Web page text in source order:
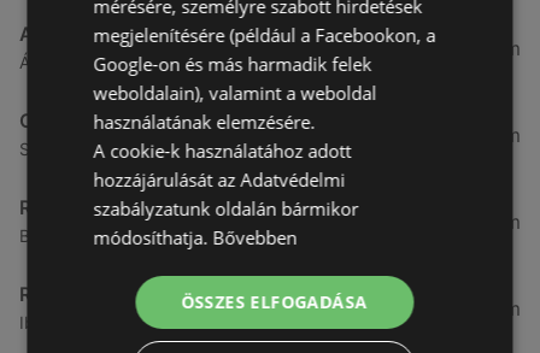
ALDI
Ágfalvi út 4/a, 9400 Sopron
3,26 km
CBA
Somfalvi u. 14., 9400 Sopron
3,31 km
Reál
Besenyő u. 16., 9400 Sopron
3,32 km
Reál
Ibolya út 15., 9400 Sopron
3,41 km
mérésére, személyre szabott hirdetések
megjelenítésére (például a Facebookon, a
Google-on és más harmadik felek
weboldalain), valamint a weboldal
használatának elemzésére.
A cookie-k használatához adott
hozzájárulását az Adatvédelmi
szabályzatunk oldalán bármikor
módosíthatja. Bővebben
ÖSSZES ELFOGADÁSA